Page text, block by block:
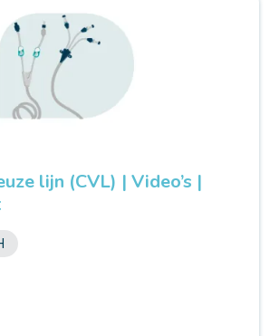
lijn (CVL) | Video’s |